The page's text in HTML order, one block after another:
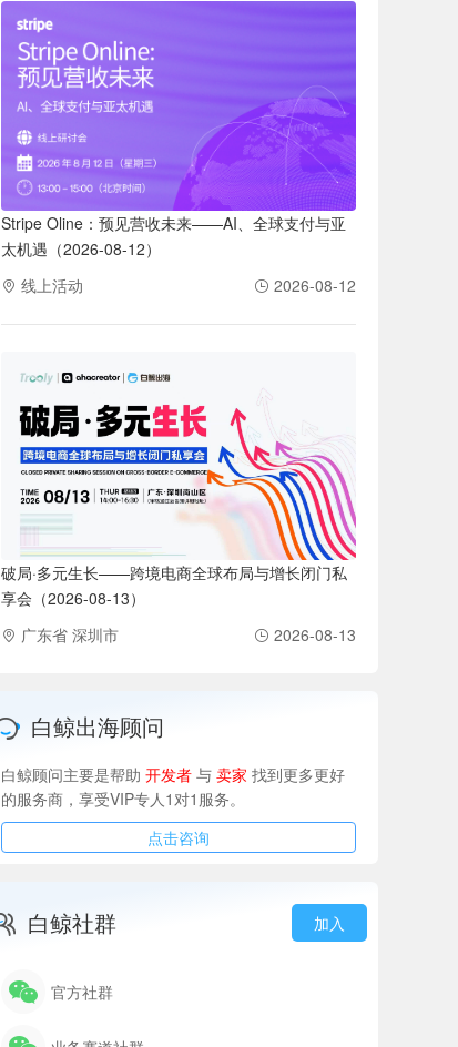
Stripe Oline：预见营收未来——AI、全球支付与亚
太机遇（2026-08-12）
线上活动
2026-08-12
破局·多元生长——跨境电商全球布局与增长闭门私
享会（2026-08-13）
广东省 深圳市
2026-08-13
白鲸出海顾问
白鲸顾问主要是帮助 开发者 与 卖家 找到更多更好
的服务商，享受VIP专人1对1服务。
点击咨询
白鲸社群 加入
官方社群